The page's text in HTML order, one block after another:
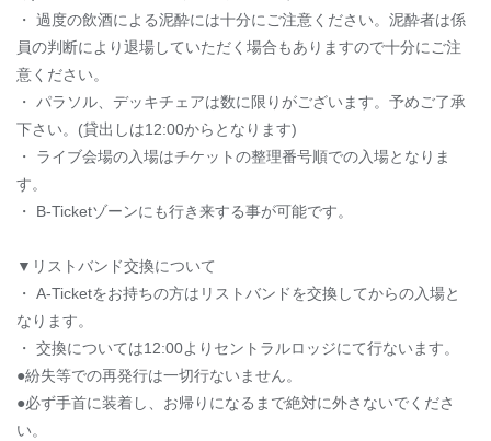
・ 過度の飲酒による泥酔には十分にご注意ください。泥酔者は係
員の判断により退場していただく場合もありますので十分にご注
意ください。
・ パラソル、デッキチェアは数に限りがございます。予めご了承
下さい。(貸出しは12:00からとなります)
・ ライブ会場の入場はチケットの整理番号順での入場となりま
す。
・ B-Ticketゾーンにも行き来する事が可能です。
▼リストバンド交換について
・ A-Ticketをお持ちの方はリストバンドを交換してからの入場と
なります。
・ 交換については12:00よりセントラルロッジにて行ないます。
●紛失等での再発行は一切行ないません。
●必ず手首に装着し、お帰りになるまで絶対に外さないでくださ
い。